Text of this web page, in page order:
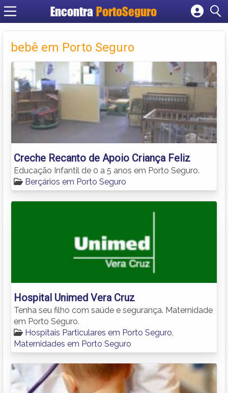
Encontra PortoSeguro
Cadastrar empresa
Criar conta
bebê em Porto Seguro
Creche Recanto de Apoio Criança Feliz
Educação Infantil de 0 a 5 anos em Porto Seguro.
Berçários em Porto Seguro
Hospital Unimed Vera Cruz
Tenha seu filho com saúde e segurança. Maternidade
em Porto Seguro.
Hospitais Particulares em Porto Seguro
Maternidades em Porto Seguro